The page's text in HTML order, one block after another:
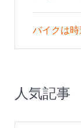
バイクは
人気記事